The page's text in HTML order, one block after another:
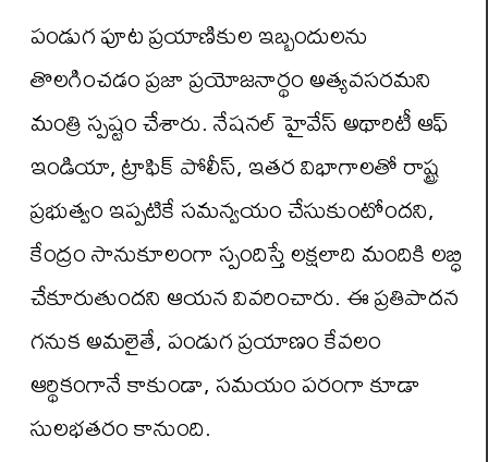
పండుగ పూట ప్రయాణికుల ఇబ్బందులను
తొలగించడం ప్రజా ప్రయోజనార్థం అత్యవసరమని
మంత్రి స్పష్టం చేశారు. నేషనల్ హైవేస్ అథారిటీ ఆఫ్
ఇండియా, ట్రాఫిక్ పోలీస్, ఇతర విభాగాలతో రాష్ట్ర
ప్రభుత్వం ఇప్పటికే సమన్వయం చేసుకుంటోందని,
కేంద్రం సానుకూలంగా స్పందిస్తే లక్షలాది మందికి లబ్ధి
చేకూరుతుందని ఆయన వివరించారు. ఈ ప్రతిపాదన
గనుక అమలైతే, పండుగ ప్రయాణం కేవలం
ఆర్థికంగానే కాకుండా, సమయం పరంగా కూడా
సులభతరం కానుంది.